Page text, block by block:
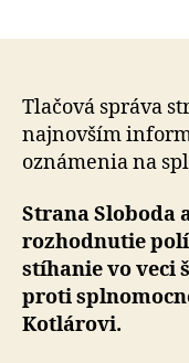
Tlačová správa
najnovším
oznámenia na
Strana Sloboda
rozhodnutie
stíhanie vo veci
proti
Kotlárovi.